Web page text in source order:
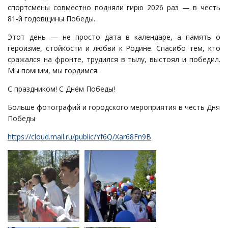
спортсмены совместно подняли гирю 2026 раз — в честь
81‑й годовщины Победы.
Этот день — не просто дата в календаре, а память о
героизме, стойкости и любви к Родине. Спасибо тем, кто
сражался на фронте, трудился в тылу, выстоял и победил.
Мы помним, мы гордимся.
С праздником! С Днём Победы!
Больше фотографий и городского мероприятия в честь Дня
Победы
https://cloud.mail.ru/public/Yf6Q/Xar68Fn9B